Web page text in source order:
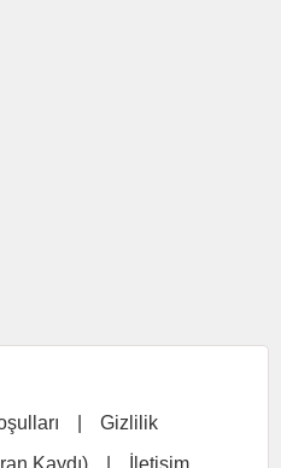
Gizlilik
Kaydı)
İletişim